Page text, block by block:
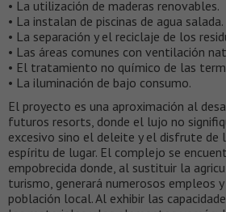
• La utilización de maderas renovables.
• La instalan de piscinas de agua salada.
• La separación y el reciclaje de los
• Las áreas comunes con ventilación
• El tratamiento no químico de las
• La iluminación de bajo consumo.
El proyecto es una aproximación al
futuros resorts, donde el lujo no
excesivo sino el deleite y el disfrute de
espíritu de lugar. El complejo se
empobrecida donde, al sustituir la
turismo, generará numerosos empleos
población local. Al exhibir las